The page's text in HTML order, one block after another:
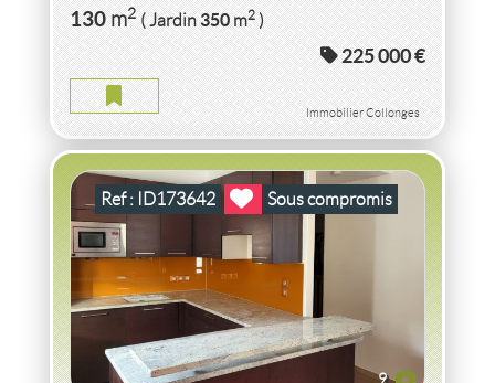
130m2 ( Jardin350m2)
225 000 €
Immobilier Collonges
9
Ref : ID173642 Sous compromis
VENTEAPPARTEMENT P4EN DUPLEXTHOIRY
(01710)
APPARTEMENT P4 EN DUPLEX THOIRY
4pièce(s)-115m2 ( Terrasse23m2)